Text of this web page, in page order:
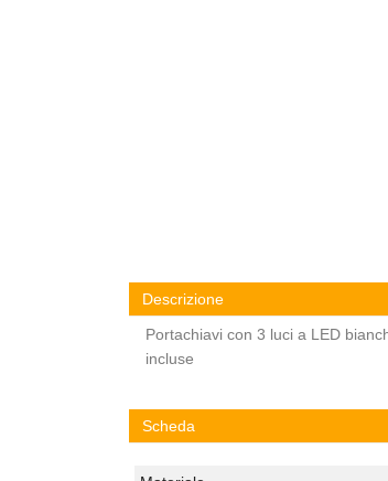
Descrizione
Portachiavi con 3 luci a LED
incluse
Scheda